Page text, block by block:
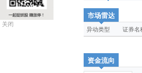
关闭
市场雷达
异动类型 证券名
资金流向